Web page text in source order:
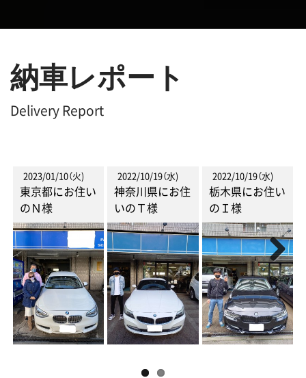
納車レポート
Delivery Report
2023/01/10（火)
東京都にお住い
のＮ様
2022/10/19（水)
神奈川県にお住
いのＴ様
2022/10/19（水)
栃木県にお住い
のＩ様
Next